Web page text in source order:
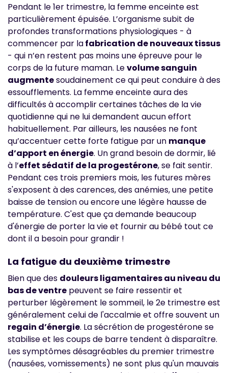
Pendant le 1er trimestre, la femme enceinte est
particulièrement épuisée. L’organisme subit de
profondes transformations physiologiques - à
commencer par lafabrication de nouveaux tissus
- qui n’en restent pas moins une épreuve pour le
corps de la future maman. Levolume sanguin
augmentesoudainement ce qui peut conduire à des
essoufflements. La femme enceinte aura des
difficultés à accomplir certaines tâches de la vie
quotidienne qui ne lui demandent aucun effort
habituellement. Par ailleurs, les nausées ne font
qu’accentuer cette forte fatigue par un manque
d’apport en énergie. Un grand besoin de dormir, lié
à l’effet sédatif de la progestérone, se fait sentir.
Pendant ces trois premiers mois, les futures mères
s'exposent à des carences, des anémies, une petite
baisse de tension ou encore une légère hausse de
température. C'est que ça demande beaucoup
d'énergie de porter la vie et fournir au bébé tout ce
dont il a besoin pour grandir !
La fatigue du deuxième trimestre
Bien que des douleurs ligamentaires au niveau du
bas de ventre peuvent se faire ressentir et
perturber légèrement le sommeil, le 2e trimestre est
généralement celui de l'accalmie et offre souvent un
regain d’énergie. La sécrétion de progestérone se
stabilise et les coups de barre tendent à disparaître.
Les symptômes désagréables du premier trimestre
(nausées, vomissements) ne sont plus qu'un mauvais